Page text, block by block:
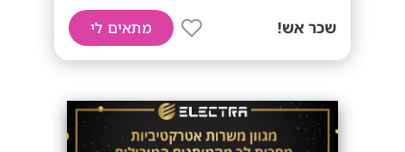
שכר אש! מתאים לי